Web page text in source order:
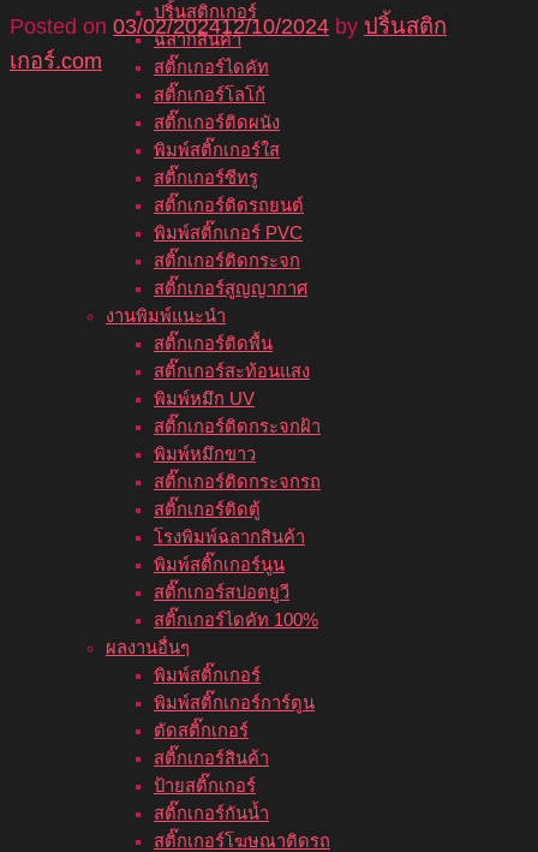
ปริ้นสติกเกอร์
ฉลากสินค้า
สติ๊กเกอร์ไดคัท
สติ๊กเกอร์โลโก้
สติ๊กเกอร์ติดผนัง
พิมพ์สติ๊กเกอร์ใส
สติ๊กเกอร์ซีทรู
สติ๊กเกอร์ติดรถยนต์
พิมพ์สติ๊กเกอร์ PVC
สติ๊กเกอร์ติดกระจก
สติ๊กเกอร์สูญญากาศ
งานพิมพ์แนะนำ
สติ๊กเกอร์ติดพื้น
สติ๊กเกอร์สะท้อนแสง
พิมพ์หมึก UV
สติ๊กเกอร์ติดกระจกฝ้า
พิมพ์หมึกขาว
สติ๊กเกอร์ติดกระจกรถ
สติ๊กเกอร์ติดตู้
โรงพิมพ์ฉลากสินค้า
พิมพ์สติ๊กเกอร์นูน
สติ๊กเกอร์สปอตยูวี
สติ๊กเกอร์ไดคัท 100%
ผลงานอื่นๆ
พิมพ์สติ๊กเกอร์
พิมพ์สติ๊กเกอร์การ์ตูน
ตัดสติ๊กเกอร์
สติ๊กเกอร์สินค้า
ป้ายสติ๊กเกอร์
สติ๊กเกอร์กันน้ำ
สติ๊กเกอร์โฆษณาติดรถ
Posted on 03/02/202412/10/2024 by ปริ้นสติก
เกอร์.com